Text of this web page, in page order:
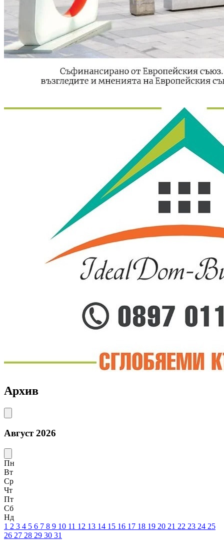
Архив
Август 2026
Пн
Вт
Ср
Чт
Пт
Сб
Нд
1 2 3 4 5 6 7 8 9 10 11 12 13 14 15 16 17 18 19 20 21 22 23 24 25
26 27 28 29 30 31